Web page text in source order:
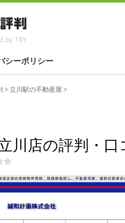
シーポリシー
> 立川駅の不動産屋 >
川店の評判・口